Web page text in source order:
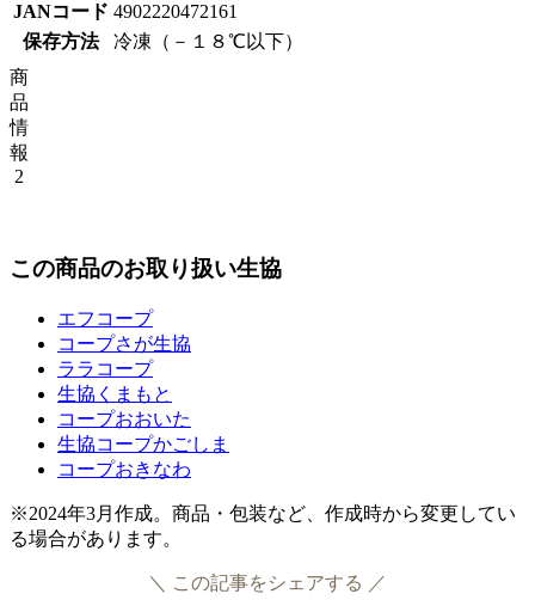
JANコード 4902220472161
保存方法
冷凍（－１８℃以下）
商
品
情
報
2
この商品のお取り扱い生協
エフコープ
コープさが生協
ララコープ
生協くまもと
コープおおいた
生協コープかごしま
コープおきなわ
※2024年3月作成。商品・包装など、作成時から変更してい
る場合があります。
＼ この記事をシェアする ／